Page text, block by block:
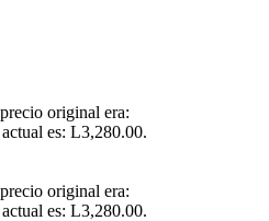
original era:
es: L3,280.00.
original era:
es: L3,280.00.